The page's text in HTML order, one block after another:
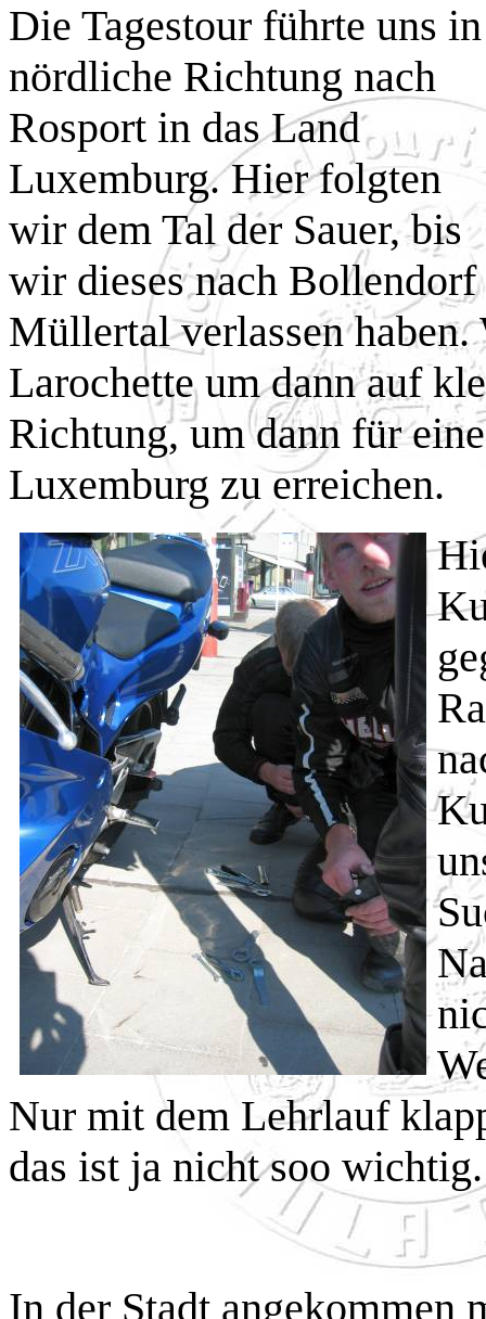
Die Tagestour führte uns in
nördliche Richtung nach
Rosport in das Land
Luxemburg. Hier folgten
wir dem Tal der Sauer, bis
wir dieses nach
Müllertal verlassen
Larochette um dann auf
Richtung, um dann für
Luxemburg zu erreichen.
Nur mit dem Lehrlauf
das ist ja nicht soo wichtig.
In der Stadt angekommen